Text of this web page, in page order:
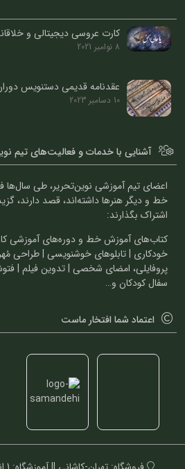
کارت عروسی دیجیتالی و
8 نوامبر 2021
عقدنامه قدیمی دستنویس
10 دسامبر 2023
آشنایی با خدمات و فعالیت‌های تیم
اعضای تیم آموزشی نوین‌تحریر، طی سال‌ها
خط و دیگر هنرها داشته‌اند، قصد دارند،
اشتراک بگذارند:
کتاب‌های آموزش خط و دوره‌های آموزشی
خودکاری | تابلوهای خوشنویسی | طراحی
پروفایلی، امضای شخصی | تدوین فیلم |
سفال کودکان و…
اعتماد شما افتخار ماست